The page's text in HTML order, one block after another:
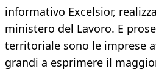
informativo Excelsior,
ministero del Lavoro. E
territoriale sono le imprese
grandi a esprimere il